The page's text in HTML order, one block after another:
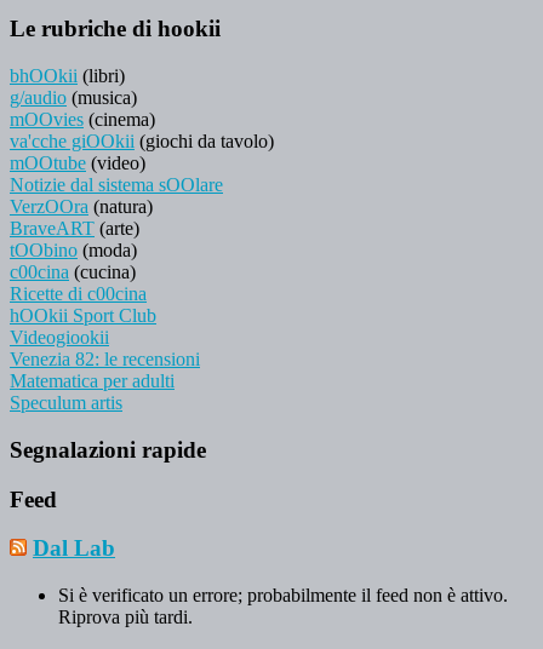
Le rubriche di hookii
bhOOkii (libri)
g/audio (musica)
mOOvies (cinema)
va'cche giOOkii (giochi da tavolo)
mOOtube (video)
Notizie dal sistema sOOlare
VerzOOra (natura)
BraveART (arte)
tOObino (moda)
c00cina (cucina)
Ricette di c00cina
hOOkii Sport Club
Videogiookii
Venezia 82: le recensioni
Matematica per adulti
Speculum artis
Segnalazioni rapide
Feed
Dal Lab
Si è verificato un errore; probabilmente il feed non è attivo.
Riprova più tardi.